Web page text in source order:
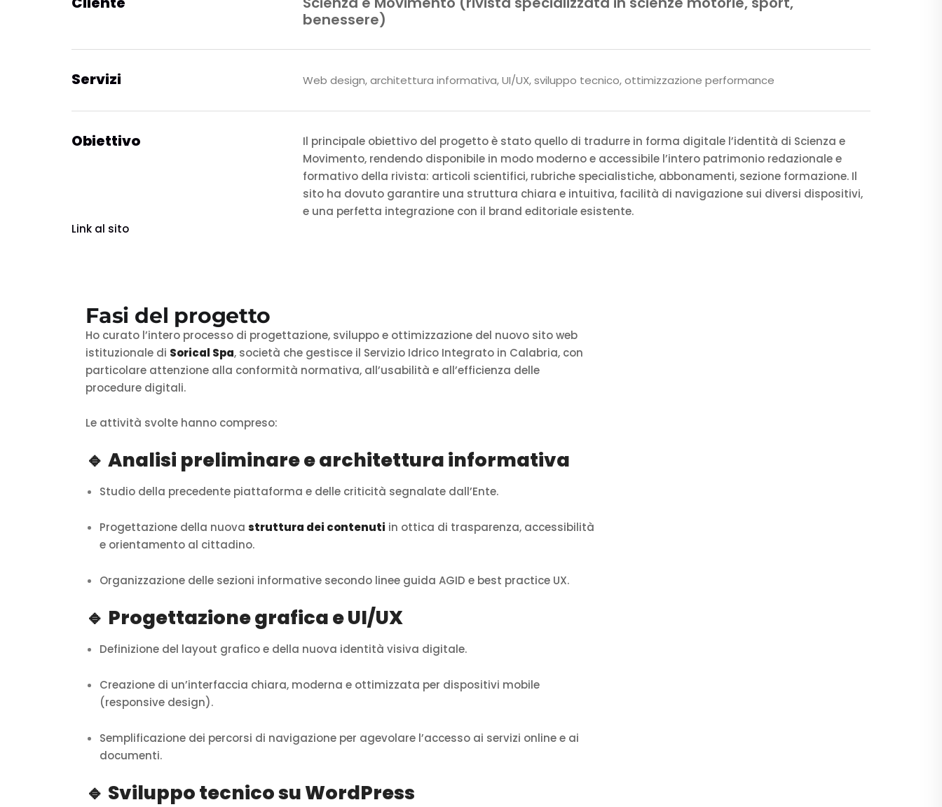
benessere)
Servizi Web design, architettura informativa, UI/UX, sviluppo tecnico, ottimizzazione performance
Obiettivo
Il principale obiettivo del progetto è stato quello di tradurre in forma digitale l’identità di Scienza e
Movimento, rendendo disponibile in modo moderno e accessibile l’intero patrimonio redazionale e
formativo della rivista: articoli scientifici, rubriche specialistiche, abbonamenti, sezione formazione. Il
sito ha dovuto garantire una struttura chiara e intuitiva, facilità di navigazione sui diversi dispositivi,
e una perfetta integrazione con il brand editoriale esistente.
Link al sito
Fasi del progetto
Ho curato l’intero processo di progettazione, sviluppo e ottimizzazione del nuovo sito web
istituzionale di Sorical Spa, società che gestisce il Servizio Idrico Integrato in Calabria, con
particolare attenzione alla conformità normativa, all’usabilità e all’efficienza delle
procedure digitali.
Le attività svolte hanno compreso:
🔹 Analisi preliminare e architettura informativa
Studio della precedente piattaforma e delle criticità segnalate dall’Ente.
Progettazione della nuova struttura dei contenuti in ottica di trasparenza, accessibilità
e orientamento al cittadino.
Organizzazione delle sezioni informative secondo linee guida AGID e best practice UX.
🔹 Progettazione grafica e UI/UX
Definizione del layout grafico e della nuova identità visiva digitale.
Creazione di un’interfaccia chiara, moderna e ottimizzata per dispositivi mobile
(responsive design).
Semplificazione dei percorsi di navigazione per agevolare l’accesso ai servizi online e ai
documenti.
🔹 Sviluppo tecnico su WordPress